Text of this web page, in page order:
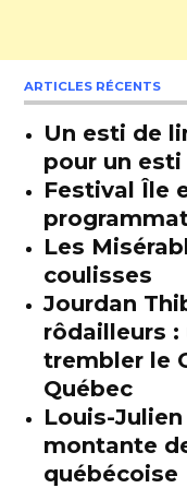
ARTICLES RÉCENTS
Un esti de
pour un
Festival Île
Les
coulisses
Jourdan
rôdailleurs :
trembler le
Québec
Louis-Julien
montante
québécoise